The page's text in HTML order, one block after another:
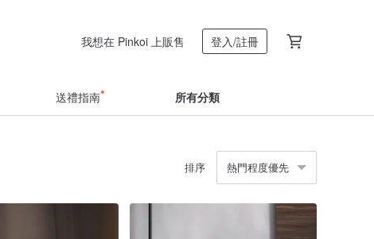
我想在 Pinkoi 上販售 登入/註冊
送禮指南 所有分類
排序 熱門程度優先